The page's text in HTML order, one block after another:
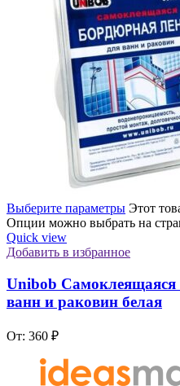
Выберите параметры Этот
Опции можно выбрать на
Quick view
Добавить в избранное
Unibob Самоклеящаяся
ванн и раковин белая
От: 360 ₽